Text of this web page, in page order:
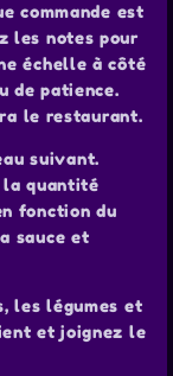
commande est
les notes pour
échelle à côté
de patience.
le restaurant.
suivant.
la quantité
fonction du
sauce et
les légumes et
et joignez le